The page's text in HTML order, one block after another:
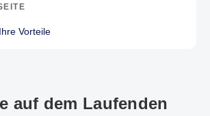
Ihre Vorteile
auf dem Laufenden